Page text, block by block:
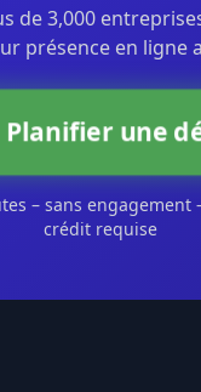
les
de 3,000
présence en ligne